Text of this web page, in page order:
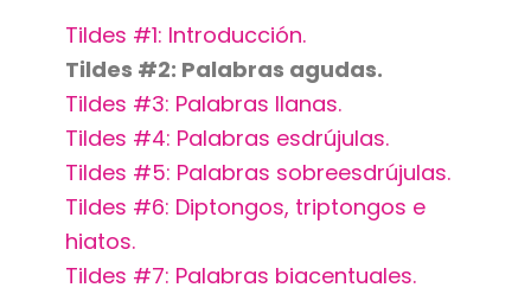
Tildes #1: Introducción.
Tildes #2: Palabras agudas.
Tildes #3: Palabras llanas.
Tildes #4: Palabras esdrújulas.
Tildes #5: Palabras sobreesdrújulas.
Tildes #6: Diptongos, triptongos e
hiatos.
Tildes #7: Palabras biacentuales.